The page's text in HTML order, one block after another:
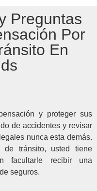
Preguntas
Por
En
y proteger sus
de accidentes y revisar
nunca esta demás.
tránsito, usted tiene
facultarle recibir una
seguros.